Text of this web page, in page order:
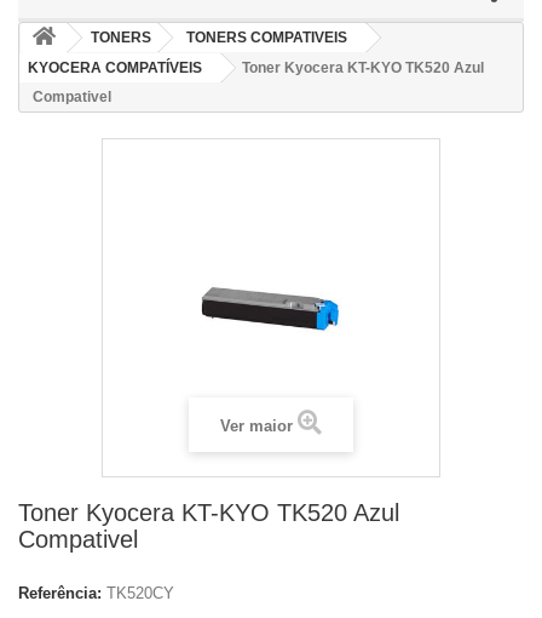
TONERS
TONERS COMPATIVEIS
KYOCERA COMPATÍVEIS
Toner Kyocera KT-KYO TK520 Azul
Compativel
Ver maior
Toner Kyocera KT-KYO TK520 Azul
Compativel
Referência: TK520CY